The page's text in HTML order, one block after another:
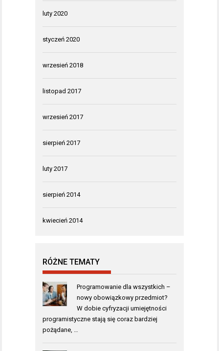
luty 2020
styczeń 2020
wrzesień 2018
listopad 2017
wrzesień 2017
sierpień 2017
luty 2017
sierpień 2014
kwiecień 2014
RÓŻNE TEMATY
Programowanie dla wszystkich –
nowy obowiązkowy przedmiot?
W dobie cyfryzacji umiejętności
programistyczne stają się coraz bardziej
pożądane, …